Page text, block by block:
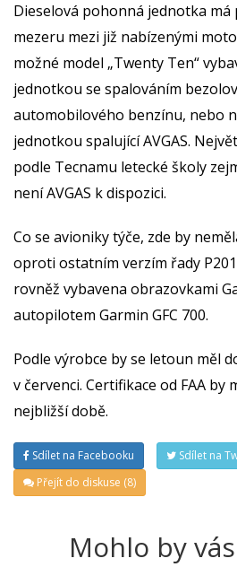
Dieselová pohonná jednotka
mezeru mezi již nabízenými
možné model „Twenty Ten“
jednotkou se spalováním
automobilového benzínu, nebo
jednotkou spalující AVGAS.
podle Tecnamu letecké školy
není AVGAS k dispozici.
Co se avioniky týče, zde by
oproti ostatním verzím řady
rovněž vybavena obrazovkami
autopilotem Garmin GFC 700.
Podle výrobce by se letoun měl
v červenci. Certifikace od FAA by
nejbližší době.
Sdílet na Facebooku
Sdílet na
Přejít do diskuse (8)
Mohlo by